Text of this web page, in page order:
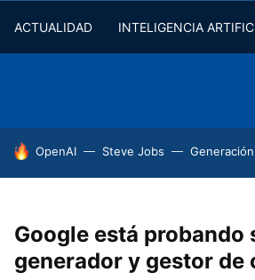
ACTUALIDAD INTELIGENCIA
HOY SE HABLA DE
OpenAI Steve Jobs
Google está probando
generador y gestor de